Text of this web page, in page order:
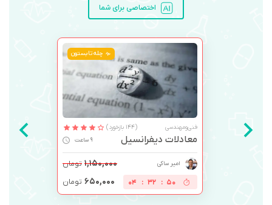
اختصاصی برای شما
چله تابستون
فنی‌ومهندسی (144 بازخورد)
معادلات دیفرانسیل 9 ساعت
امیر ساکی ۱,۱۵۰,۰۰۰ تومان
49
:
32
:
04 ۶۵۰,۰۰۰ تومان